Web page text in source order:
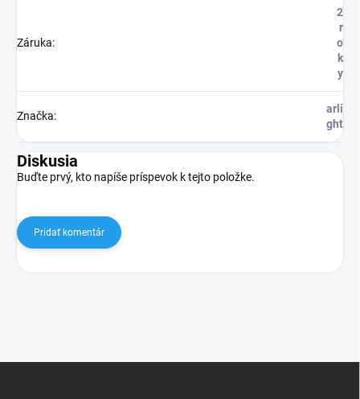
Záruka:
2
r
o
k
y
Značka:
arli
ght
Diskusia
Buďte prvý, kto napíše príspevok k tejto položke.
Pridať komentár